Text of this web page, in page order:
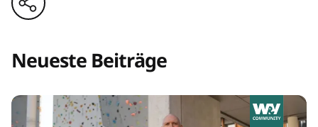
Neueste Beiträge